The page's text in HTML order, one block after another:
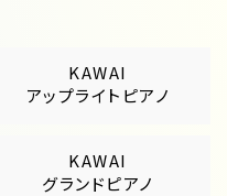
KAWAI
アップライトピアノ
KAWAI
グランドピアノ